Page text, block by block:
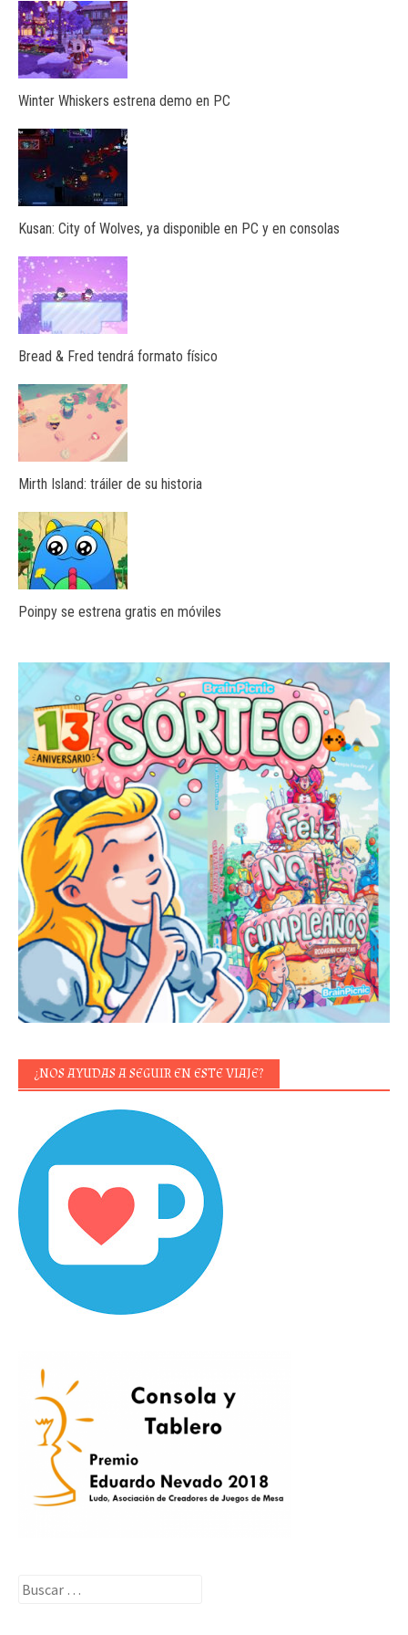
Winter Whiskers estrena demo en PC
Kusan: City of Wolves, ya disponible en PC y en consolas
Bread & Fred tendrá formato físico
Mirth Island: tráiler de su historia
Poinpy se estrena gratis en móviles
¿NOS AYUDAS A SEGUIR EN ESTE VIAJE?
Buscar: